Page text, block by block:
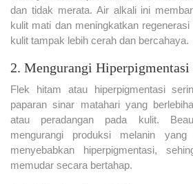
dan tidak merata. Air alkali ini
kulit mati dan meningkatkan
kulit tampak lebih cerah dan bercahaya.
2. Mengurangi Hiperpigmentasi
Flek hitam atau hiperpigmentasi
paparan sinar matahari yang
atau peradangan pada kulit.
mengurangi produksi melanin
menyebabkan hiperpigmentasi,
memudar secara bertahap.